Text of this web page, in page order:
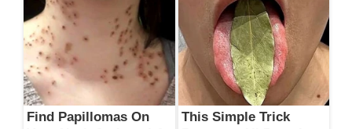
Find Papillomas On
This Simple Trick